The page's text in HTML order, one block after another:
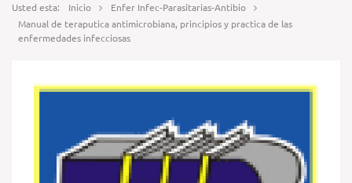
Usted esta: Inicio
Enfer Infec-Parasitarias-Antibio
Manual de teraputica antimicrobiana, principios y practica de las
enfermedades infecciosas